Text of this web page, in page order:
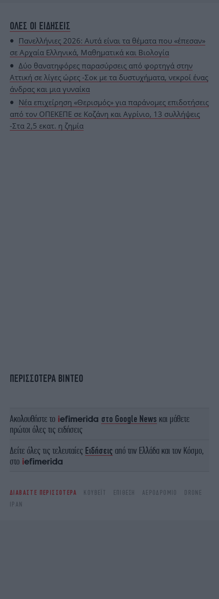
ΟΛΕΣ ΟΙ ΕΙΔΗΣΕΙΣ
Πανελλήνιες 2026: Αυτά είναι τα θέματα που «έπεσαν»
σε Αρχαία Ελληνικά, Μαθηματικά και Βιολογία
Δύο θανατηφόρες παρασύρσεις από φορτηγά στην
Αττική σε λίγες ώρες -Σοκ με τα δυστυχήματα, νεκροί ένας
άνδρας και μια γυναίκα
Νέα επιχείρηση «Θερισμός» για παράνομες επιδοτήσεις
από τον ΟΠΕΚΕΠΕ σε Κοζάνη και Αγρίνιο, 13 συλλήψεις
-Στα 2,5 εκατ. η ζημία
ΠΕΡΙΣΣΟΤΕΡΑ ΒΙΝΤΕΟ
Ακολουθήστε το στο Google News και μάθετε
πρώτοι όλες τις ειδήσεις
Δείτε όλες τις τελευταίες Ειδήσεις από την Ελλάδα και τον Κόσμο,
στο
ΔΙΑΒΑΣΤΕ ΠΕΡΙΣΣΟΤΕΡΑ ΚΟΥΒΈΙΤ ΕΠΊΘΕΣΗ ΑΕΡΟΔΡΌΜΙΟ
DRONE
ΙΡΆΝ